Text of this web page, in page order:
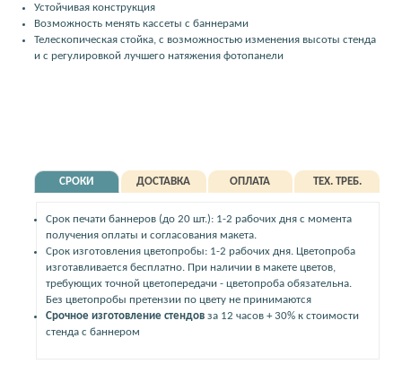
Устойчивая конструкция
Возможность менять кассеты с баннерами
Телескопическая стойка, с возможностью изменения высоты стенда
и с регулировкой лучшего натяжения фотопанели
СРОКИ ДОСТАВКА ОПЛАТА ТЕХ. ТРЕБ.
Срок печати баннеров (до 20 шт.): 1-2 рабочих дня с момента
получения оплаты и согласования макета.
Срок изготовления цветопробы: 1-2 рабочих дня. Цветопроба
изготавливается бесплатно. При наличии в макете цветов,
требующих точной цветопередачи - цветопроба обязательна.
Без цветопробы претензии по цвету не принимаются
Срочное изготовление стендов за 12 часов + 30% к стоимости
стенда с баннером